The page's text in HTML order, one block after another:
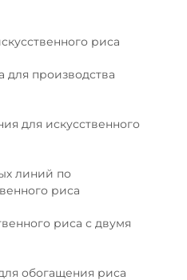
риса
для производства
для искусственного
линий по
риса
риса с двумя
обогащения риса